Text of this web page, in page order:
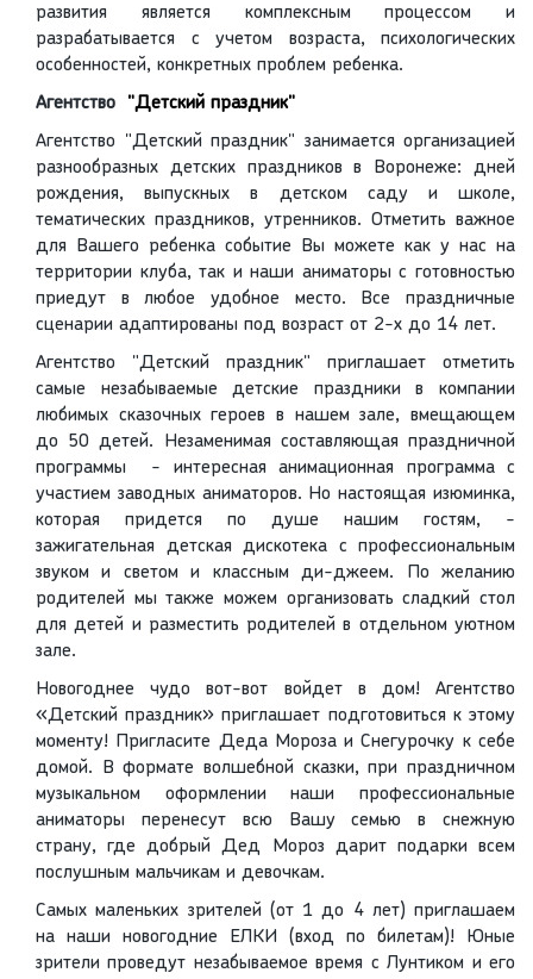
развития является комплексным процессом и
разрабатывается с учетом возраста, психологических
особенностей, конкретных проблем ребенка.
Агентство "Детский праздник"
Агентство "Детский праздник" занимается организацией
разнообразных детских праздников в Воронеже: дней
рождения, выпускных в детском саду и школе,
тематических праздников, утренников. Отметить важное
для Вашего ребенка событие Вы можете как у нас на
территории клуба, так и наши аниматоры с готовностью
приедут в любое удобное место. Все праздничные
сценарии адаптированы под возраст от 2-х до 14 лет.
Агентство "Детский праздник" приглашает отметить
самые незабываемые детские праздники в компании
любимых сказочных героев в нашем зале, вмещающем
до 50 детей. Незаменимая составляющая праздничной
программы - интересная анимационная программа с
участием заводных аниматоров. Но настоящая изюминка,
которая придется по душе нашим гостям, -
зажигательная детская дискотека с профессиональным
звуком и светом и классным ди-джеем. По желанию
родителей мы также можем организовать сладкий стол
для детей и разместить родителей в отдельном уютном
зале.
Новогоднее чудо вот-вот войдет в дом! Агентство
«Детский праздник» приглашает подготовиться к этому
моменту! Пригласите Деда Мороза и Снегурочку к себе
домой. В формате волшебной сказки, при праздничном
музыкальном оформлении наши профессиональные
аниматоры перенесут всю Вашу семью в снежную
страну, где добрый Дед Мороз дарит подарки всем
послушным мальчикам и девочкам.
Самых маленьких зрителей (от 1 до 4 лет) приглашаем
на наши новогодние ЕЛКИ (вход по билетам)! Юные
зрители проведут незабываемое время с Лунтиком и его